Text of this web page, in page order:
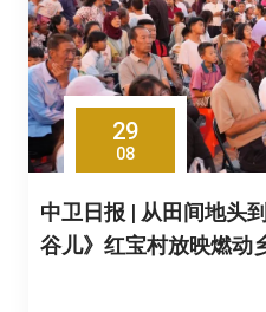
29
08
中卫日报 | 从田间地头
谷儿》红宝村放映燃动